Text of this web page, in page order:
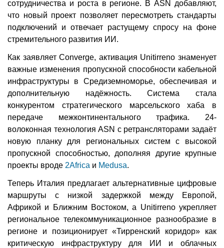
сотрудничества и роста в регионе. В ASN добавляют,
что новый проект позволяет пересмотреть стандарты
подключений и отвечает растущему спросу на фоне
стремительного развития ИИ.
Как заявляет Converge, активация Unitirreno знаменует
важные изменения пропускной способности кабельной
инфраструктуры в Средиземноморье, обеспечивая и
дополнительную надёжность. Система стала
конкурентом стратегического марсельского хаба в
передаче межконтинентального трафика. 24-
волоконная технология ASN с ретрансляторами задаёт
новую планку для региональных систем с высокой
пропускной способностью, дополняя другие крупные
проекты вроде 2Africa и Medusa.
Теперь Италия предлагает альтернативные цифровые
маршруты с низкой задержкой между Европой,
Африкой и Ближним Востоком, а Unitirreno укрепляет
региональное телекоммуникационное разнообразие в
регионе и позиционирует «Тирренский коридор» как
критическую инфраструктуру для ИИ и облачных